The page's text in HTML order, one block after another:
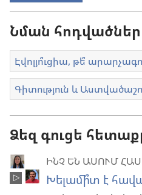
Նման հոդվածներ
Էվոլյո՞ւցիա, թե՞
Գիտություն և
Ձեզ գուցե
ԻՆՉ ԵՆ ԱՍՈՒՄ
Խելամի՞տ է